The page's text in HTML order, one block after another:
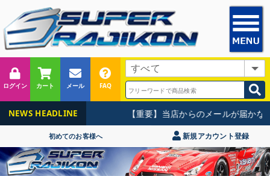
ログイン カート メール FAQ
NEWS HEADLINE 【重要】当店からのメールが届かな
初めてのお客様へ 新規アカウント登録